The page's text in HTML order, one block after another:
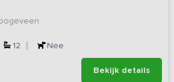
12 Nee
Bekijk details